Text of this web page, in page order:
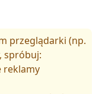
przeglądarki (np.
spróbuj:
reklamy